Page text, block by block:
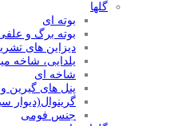
گلها
بوته ای
بوته برگ و
دیزاین های
یلدایی، شاخه
شاخه ای
پنل های گیرین
گرینوال(دیوار
جنس فومی